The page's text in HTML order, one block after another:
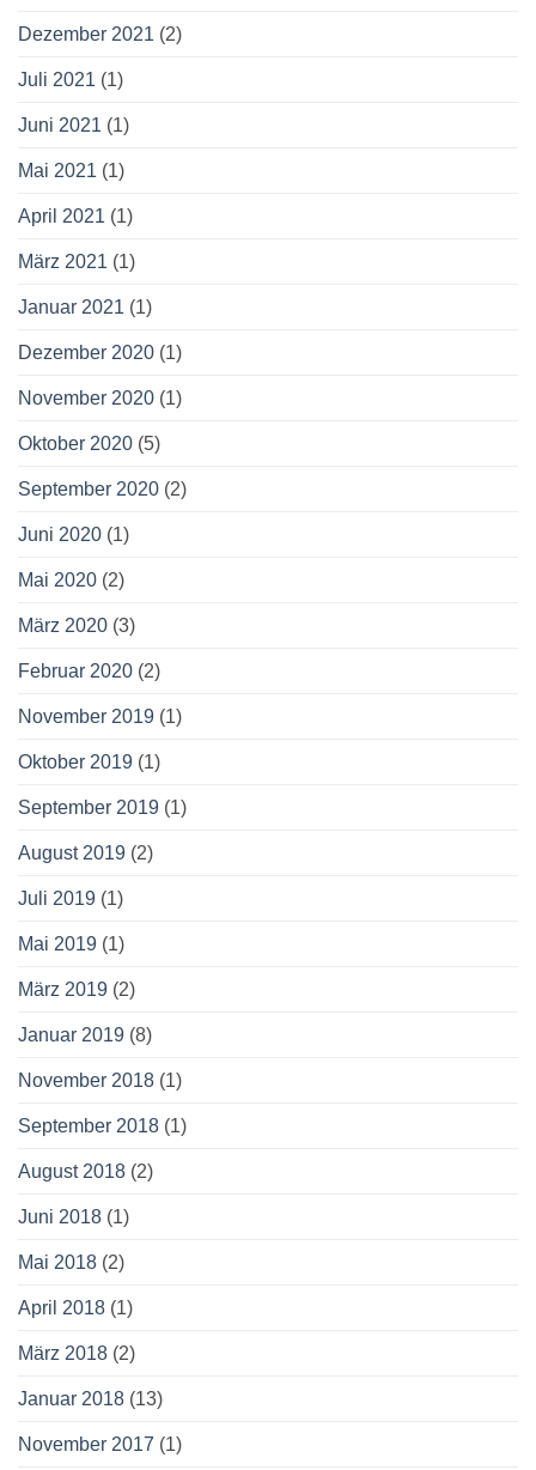
Dezember 2021 (2)
Juli 2021 (1)
Juni 2021 (1)
Mai 2021 (1)
April 2021 (1)
März 2021 (1)
Januar 2021 (1)
Dezember 2020 (1)
November 2020 (1)
Oktober 2020 (5)
September 2020 (2)
Juni 2020 (1)
Mai 2020 (2)
März 2020 (3)
Februar 2020 (2)
November 2019 (1)
Oktober 2019 (1)
September 2019 (1)
August 2019 (2)
Juli 2019 (1)
Mai 2019 (1)
März 2019 (2)
Januar 2019 (8)
November 2018 (1)
September 2018 (1)
August 2018 (2)
Juni 2018 (1)
Mai 2018 (2)
April 2018 (1)
März 2018 (2)
Januar 2018 (13)
November 2017 (1)